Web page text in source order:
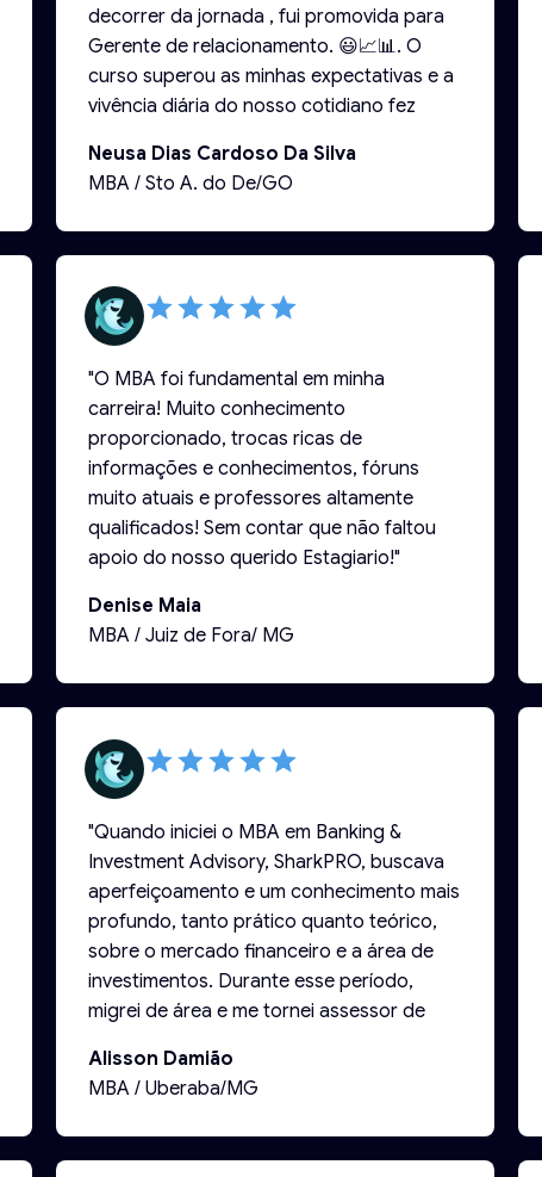
decorrer da jornada , fui promovida para
Gerente de relacionamento. 😃📈📊. O
curso superou as minhas expectativas e a
vivência diária do nosso cotidiano fez
agradecimentos a toda a equipe do
professor Lucas Silva, pelo excelente
Neusa Dias Cardoso Da Silva
MBA / Sto A. do De/GO
"O MBA foi fundamental em minha
carreira! Muito conhecimento
proporcionado, trocas ricas de
informações e conhecimentos, fóruns
muito atuais e professores altamente
qualificados! Sem contar que não faltou
apoio do nosso querido Estagiario!"
Denise Maia
MBA / Juiz de Fora/ MG
"Quando iniciei o MBA em Banking &
Investment Advisory, SharkPRO, buscava
aperfeiçoamento e um conhecimento mais
profundo, tanto prático quanto teórico,
sobre o mercado financeiro e a área de
investimentos. Durante esse período,
migrei de área e me tornei assessor de
promovido a líder de equipe. Essas
conquistas foram possíveis graças à
sólida base proporcionada pelo MBA.
Hoje, tenho o prazer de receber este
Alisson Damião
MBA / Uberaba/MG